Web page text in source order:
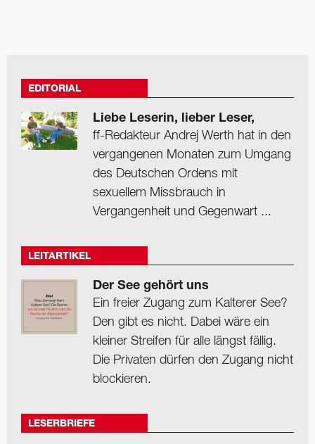
EDITORIAL
Liebe Leserin, lieber Leser,
ff-Redakteur Andrej Werth hat in den
vergangenen Monaten zum Umgang
des Deutschen Ordens mit
sexuellem Missbrauch in
Vergangenheit und Gegenwart ...
LEITARTIKEL
Der See gehört uns
Ein freier Zugang zum Kalterer See?
Den gibt es nicht. Dabei wäre ein
kleiner Streifen für alle längst fällig.
Die Privaten dürfen den Zugang nicht
blockieren.
LESERBRIEFE